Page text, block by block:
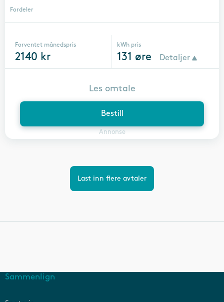
Fordeler
Forventet månedspris
2140 kr
kWh pris
131 øre Detaljer
Bestill
Annonse
Les omtale
Last inn flere avtaler
Sammenlign